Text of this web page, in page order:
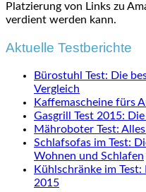
Platzierung von Links zu
verdient werden kann.
Aktuelle Testberichte
Bürostuhl Test: Die
Vergleich
Kaffemascheine fürs
Gasgrill Test 2015:
Mähroboter Test:
Schlafsofas im Test:
Wohnen und Schlafen
Kühlschränke im
2015